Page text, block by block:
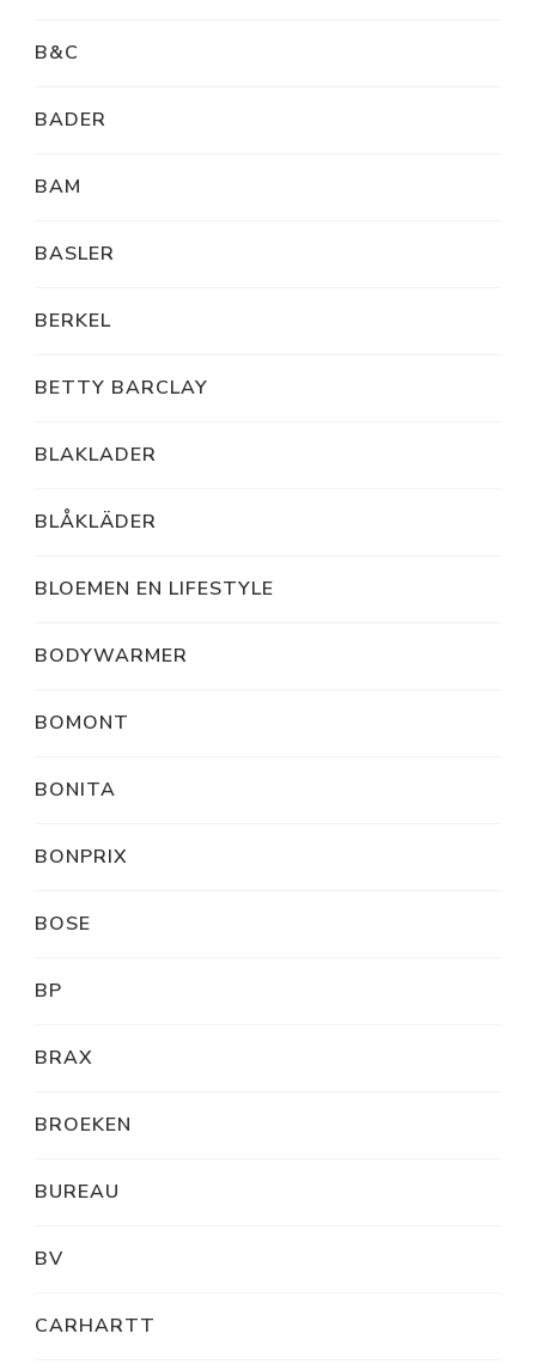
B&C
BADER
BAM
BASLER
BERKEL
BETTY BARCLAY
BLAKLADER
BLÅKLÄDER
BLOEMEN EN LIFESTYLE
BODYWARMER
BOMONT
BONITA
BONPRIX
BOSE
BP
BRAX
BROEKEN
BUREAU
BV
CARHARTT